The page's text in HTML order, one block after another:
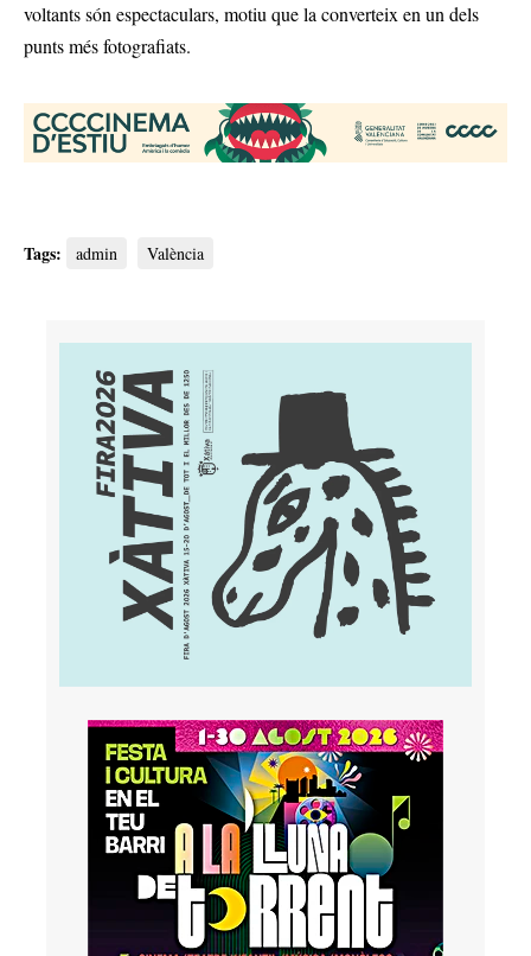
voltants són espectaculars, motiu que la converteix en un dels
punts més fotografiats.
Tags: admin València